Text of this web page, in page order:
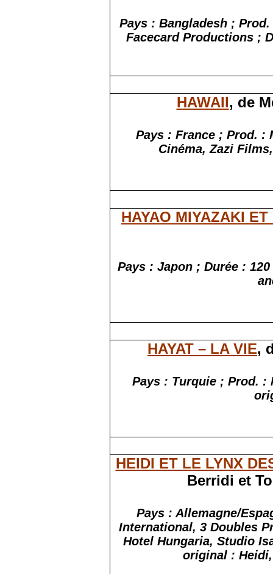
Pays : Bangladesh ;
FacecardProductions ;
HAWAII, de
Pays : France ; Prod. :
Cinéma, Zazi
HAYAO MIYAZAKI
Pays : Japon ; Durée :
HAYAT – LA VIE,
Pays : Turquie ; Prod. :
HEIDI ET LE LYNX
Berridi et
Pays : Allemagne/
International, 3 Doubles
Hotel Hungaria, Studio
original :